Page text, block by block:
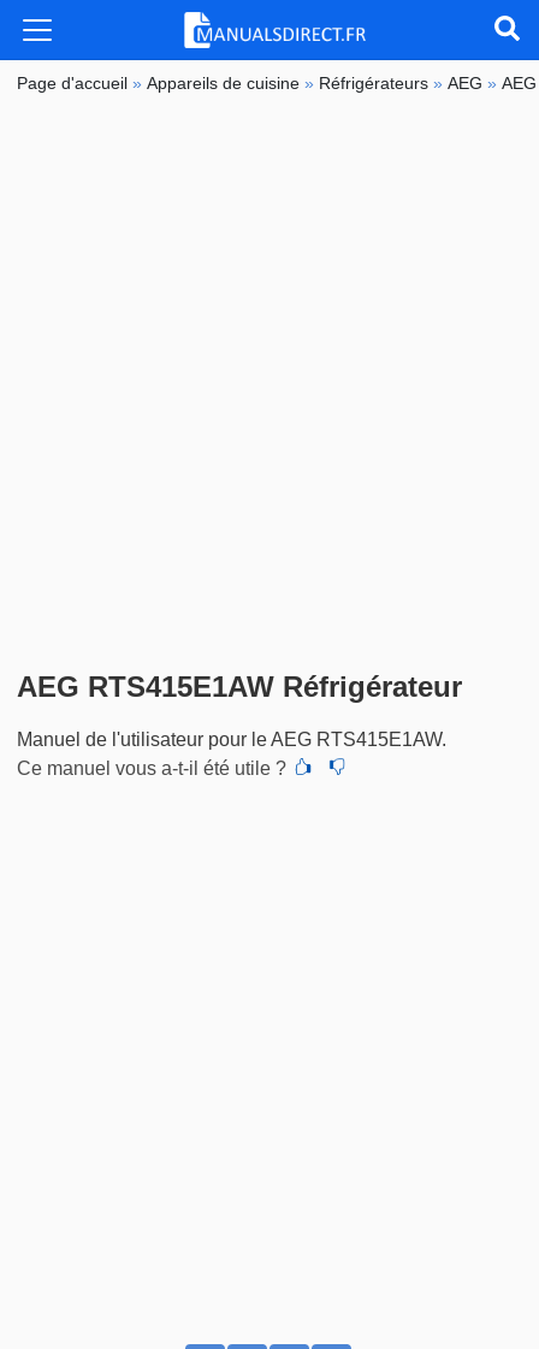
Page d'accueil »Appareils de cuisine » Réfrigérateurs »AEG »
AEG RTS415E1AW Réfrigérateur
Manuel de l'utilisateur pour le AEG RTS415E1AW.
Ce manuel vous a-t-il été utile ?